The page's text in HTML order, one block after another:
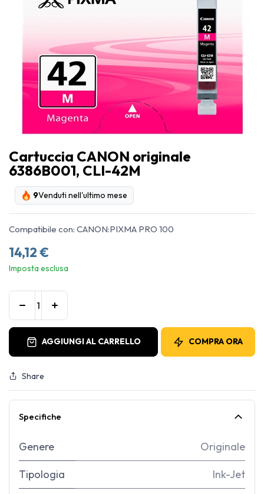
Cartuccia CANON originale
6386B001, CLI-42M
9Venduti nell'ultimo mese
Compatibile con: CANON:PIXMA PRO 100
14,12€
Imposta esclusa
AGGIUNGI AL CARRELLO COMPRA ORA
Share
Specifiche
Genere Originale
Tipologia Ink-Jet